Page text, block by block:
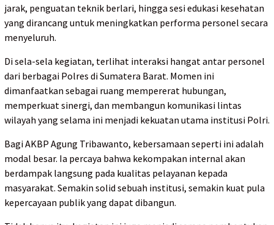
jarak, penguatan teknik berlari, hingga sesi edukasi kesehatan
yang dirancang untuk meningkatkan performa personel secara
menyeluruh.
Di sela-sela kegiatan, terlihat interaksi hangat antar personel
dari berbagai Polres di Sumatera Barat. Momen ini
dimanfaatkan sebagai ruang mempererat hubungan,
memperkuat sinergi, dan membangun komunikasi lintas
wilayah yang selama ini menjadi kekuatan utama institusi Polri.
Bagi AKBP Agung Tribawanto, kebersamaan seperti ini adalah
modal besar. Ia percaya bahwa kekompakan internal akan
berdampak langsung pada kualitas pelayanan kepada
masyarakat. Semakin solid sebuah institusi, semakin kuat pula
kepercayaan publik yang dapat dibangun.